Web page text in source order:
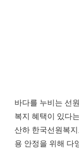
바다를 누비는 선
복지 혜택이 있다
산하 한국선원복
용 안정을 위해 다